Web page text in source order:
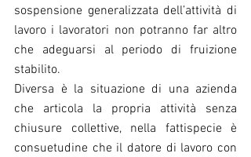
sospensione generalizzata dell’attività di
lavoro i lavoratori non potranno far altro
che adeguarsi al periodo di fruizione
stabilito.
Diversa è la situazione di una azienda
che articola la propria attività senza
chiusure collettive, nella fattispecie è
consuetudine che il datore di lavoro con